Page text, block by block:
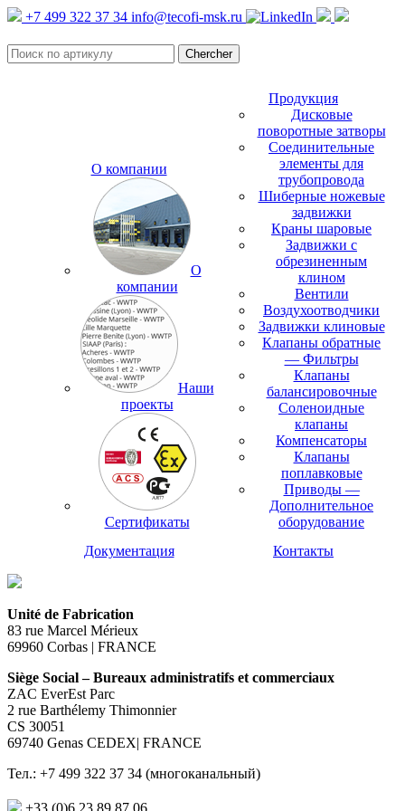
+7 499 322 37 34 info@tecofi-msk.ru
О компании
О
компании
Наши
проекты
Сертификаты
Продукция
Дисковые
поворотные затворы
Соединительные
элементы для
трубопровода
Шиберные ножевые
задвижки
Краны шаровые
Задвижки с
обрезиненным
клином
Вентили
Воздухоотводчики
Задвижки клиновые
Клапаны обратные
— Фильтры
Клапаны
балансировочные
Соленоидные
клапаны
Компенсаторы
Клапаны
поплавковые
Приводы —
Дополнительное
оборудование
Документация
Контакты
Unité de Fabrication
83 rue Marcel Mérieux
69960 Corbas | FRANCE
Siège Social – Bureaux administratifs et commerciaux
ZAC EverEst Parc
2 rue Barthélemy Thimonnier
CS 30051
69740 Genas CEDEX| FRANCE
Тел.: +7 499 322 37 34 (многоканальный)
+33 (0)6 23 89 87 06